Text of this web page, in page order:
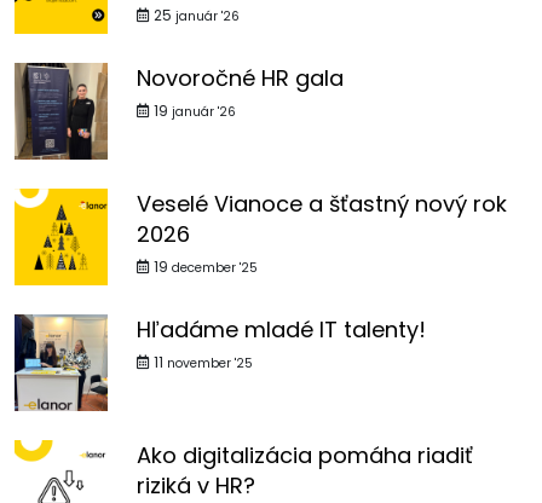
25 január '26
Novoročné HR gala
19 január '26
Veselé Vianoce a šťastný nový rok
2026
19 december '25
Hľadáme mladé IT talenty!
11 november '25
Ako digitalizácia pomáha riadiť
riziká v HR?